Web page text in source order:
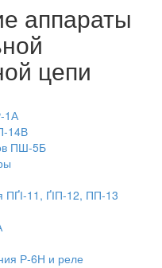
аппараты
цепи
1А
14В
ПШ-5Б
11, ҐІП-12, ПП-13
Р-6Н и реле